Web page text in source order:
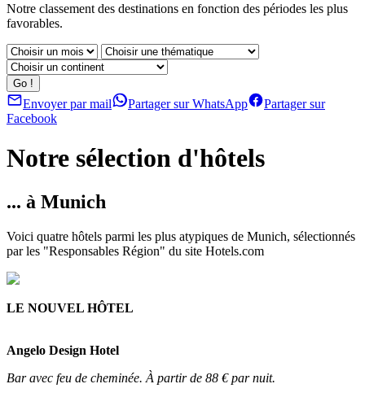
Notre classement des destinations en fonction des périodes les plus
favorables.
Envoyer par mail Partager sur WhatsApp
Partager sur
Facebook
Notre sélection d'hôtels
... à Munich
Voici quatre hôtels parmi les plus atypiques de Munich, sélectionnés
par les "Responsables Région" du site Hotels.com
LE NOUVEL HÔTEL
Angelo Design Hotel
Bar avec feu de cheminée. À partir de 88 € par nuit.